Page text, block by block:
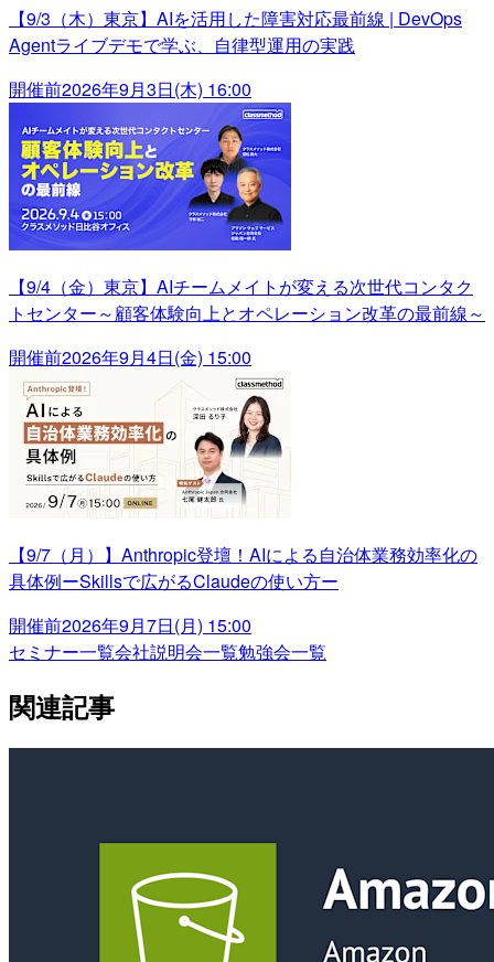
【9/3（木）東京】AIを活用した障害対応最前線 | DevOps
Agentライブデモで学ぶ、自律型運用の実践
開催前2026年9月3日(木) 16:00
【9/4（金）東京】AIチームメイトが変える次世代コンタク
トセンター～顧客体験向上とオペレーション改革の最前線～
開催前2026年9月4日(金) 15:00
【9/7（月）】Anthropic登壇！AIによる自治体業務効率化の
具体例ーSkillsで広がるClaudeの使い方ー
開催前2026年9月7日(月) 15:00
セミナー一覧会社説明会一覧勉強会一覧
関連記事